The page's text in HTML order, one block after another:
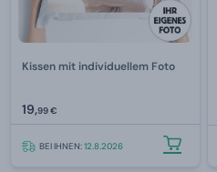
Kissen mit individuellem Foto
19,99 €
BEI IHNEN:12.8.2026